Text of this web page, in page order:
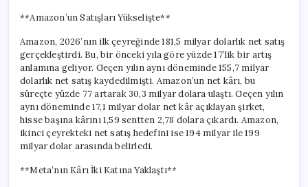
**Amazon’un Satışları Yükselişte**
Amazon, 2026’nın ilk çeyreğinde 181,5 milyar dolarlık net satış
gerçekleştirdi. Bu, bir önceki yıla göre yüzde 17’lik bir artış
anlamına geliyor. Geçen yılın aynı döneminde 155,7 milyar
dolarlık net satış kaydedilmişti. Amazon’un net kârı, bu
süreçte yüzde 77 artarak 30,3 milyar dolara ulaştı. Geçen yılın
aynı döneminde 17,1 milyar dolar net kâr açıklayan şirket,
hisse başına kârını 1,59 sentten 2,78 dolara çıkardı. Amazon,
ikinci çeyrekteki net satış hedefini ise 194 milyar ile 199
milyar dolar arasında belirledi.
**Meta’nın Kârı İki Katına Yaklaştı**